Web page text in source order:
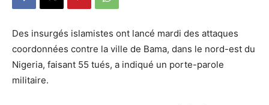
Des insurgés islamistes ont lancé mardi des attaques
coordonnées contre la ville de Bama, dans le nord-est du
Nigeria, faisant 55 tués, a indiqué un porte-parole
militaire.